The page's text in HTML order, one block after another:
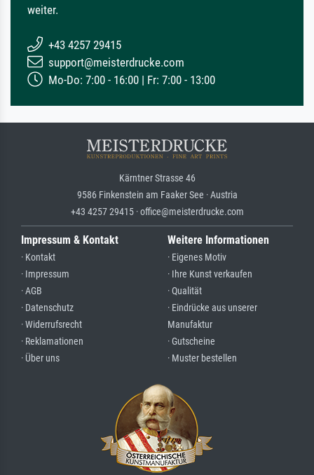
weiter.
+43 4257 29415
support@meisterdrucke.com
Mo-Do: 7:00 - 16:00 | Fr: 7:00 - 13:00
Kärntner Strasse 46
9586 Finkenstein am Faaker See · Austria
+43 4257 29415 · office@meisterdrucke.com
Impressum & Kontakt
· Kontakt
· Impressum
· AGB
· Datenschutz
· Widerrufsrecht
· Reklamationen
· Über uns
Weitere Informationen
· Eigenes Motiv
· Ihre Kunst verkaufen
· Qualität
· Eindrücke aus unserer
Manufaktur
· Gutscheine
· Muster bestellen